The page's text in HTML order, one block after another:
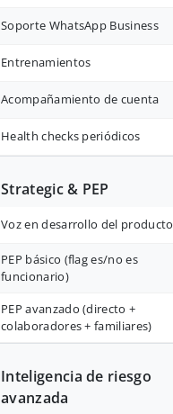
Soporte WhatsApp Business
Entrenamientos
Acompañamiento de cuenta
Health checks periódicos
Strategic & PEP
Voz en desarrollo del producto
PEP básico (flag es/no es
funcionario)
PEP avanzado (directo +
colaboradores + familiares)
Inteligencia de riesgo
avanzada